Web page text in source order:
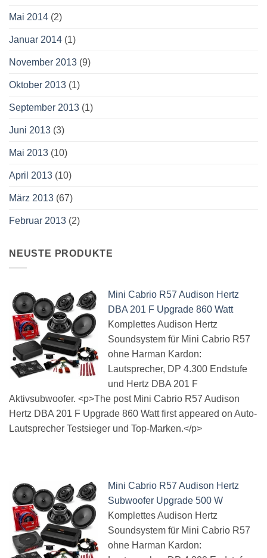
Mai 2014 (2)
Januar 2014 (1)
November 2013 (9)
Oktober 2013 (1)
September 2013 (1)
Juni 2013 (3)
Mai 2013 (10)
April 2013 (10)
März 2013 (67)
Februar 2013 (2)
NEUSTE PRODUKTE
Mini Cabrio R57 Audison Hertz
DBA 201 F Upgrade 860 Watt
Komplettes Audison Hertz
Soundsystem für Mini Cabrio R57
ohne Harman Kardon:
Lautsprecher, DP 4.300 Endstufe
und Hertz DBA 201 F
Aktivsubwoofer. <p>The post Mini Cabrio R57 Audison
Hertz DBA 201 F Upgrade 860 Watt first appeared on Auto-
Lautsprecher Testsieger und Top-Marken.</p>
Mini Cabrio R57 Audison Hertz
Subwoofer Upgrade 500 W
Komplettes Audison Hertz
Soundsystem für Mini Cabrio R57
ohne Harman Kardon: